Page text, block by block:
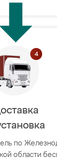
по
области